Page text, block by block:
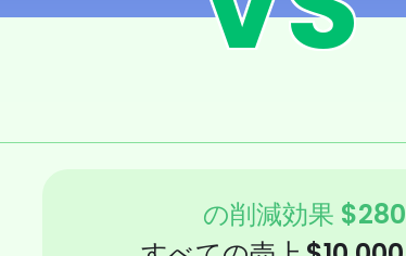
の削減効果 $280